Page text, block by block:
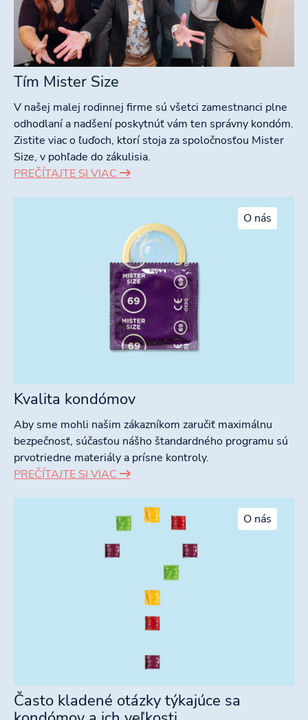
Tím Mister Size
V našej malej rodinnej firme sú všetci zamestnanci plne
odhodlaní a nadšení poskytnúť vám ten správny kondóm.
Zistite viac o ľuďoch, ktorí stoja za spoločnosťou Mister
Size, v pohľade do zákulisia.
PREČÍTAJTE SI VIAC
O nás
Kvalita kondómov
Aby sme mohli našim zákazníkom zaručiť maximálnu
bezpečnosť, súčasťou nášho štandardného programu sú
prvotriedne materiály a prísne kontroly.
PREČÍTAJTE SI VIAC
O nás
Často kladené otázky týkajúce sa